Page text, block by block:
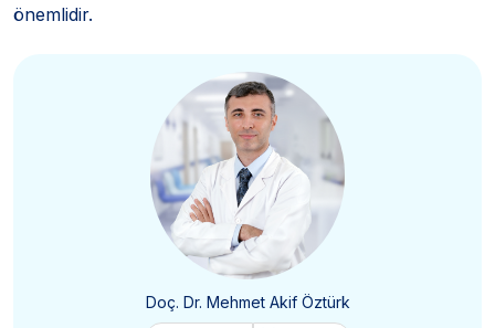
önemlidir.
Doç. Dr. Mehmet Akif Öztürk